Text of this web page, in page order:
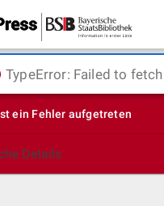
TypeError: Failed to fetch
ein Fehler aufgetreten
Details